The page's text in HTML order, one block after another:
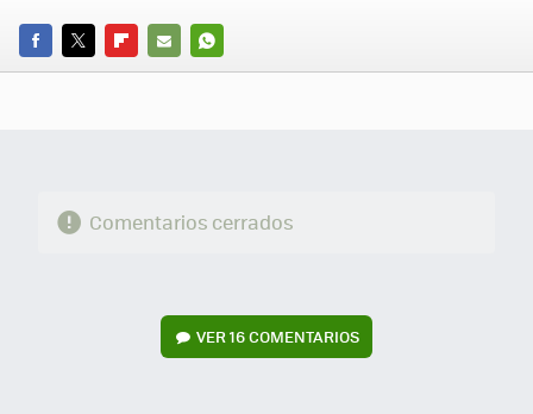
FACEBOOK
TWITTERFLIPBOARD
E-
WHATSAPP
Comentarios cerrados
VER16 COMENTARIOS